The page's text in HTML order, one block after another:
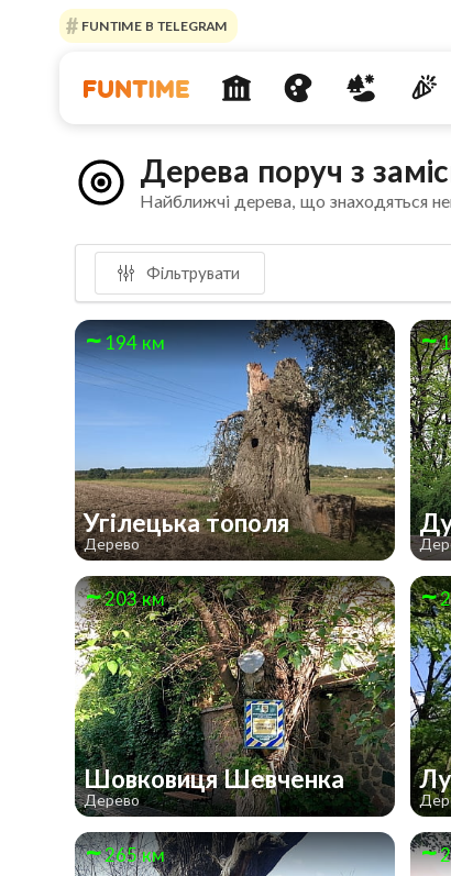
FUNTIME В TELEGRAM
Дерева поруч з
Найближчі дерева, що знаходяться
Фільтрувати
194 км
Угілецька тополя
Дерево
203 км
Шовковиця Шевченка
Дерево
265 км